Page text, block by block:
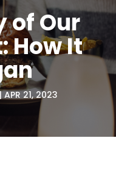
of Our
How It
APR 21, 2023